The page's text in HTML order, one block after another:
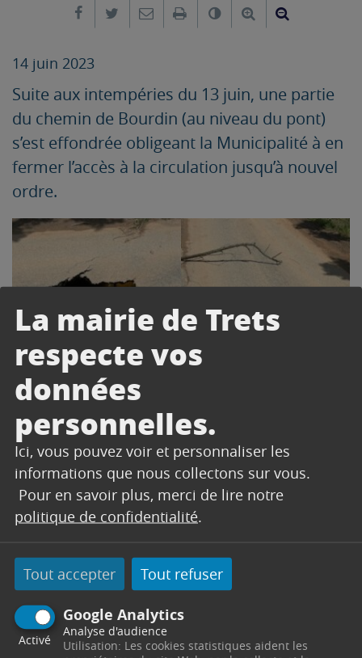
La mairie de Trets
respecte vos
données
personnelles.
Ici, vous pouvez voir et personnaliser les
informations que nous collectons sur vous.
Pour en savoir plus, merci de lire notre
politique de confidentialité.
Tout accepter Tout refuser
Google Analytics
Activé
Analyse d'audience
Utilisation: Les cookies statistiques aident les
Partager sur Facebook
Partager sur Twitter
Envoyer par e-mail
ImprimerChanger leAgrandir le
14 juin 2023
Suite aux intempéries du 13 juin, une partie
du chemin de Bourdin (au niveau du pont)
s’est effondrée obligeant la Municipalité à en
fermer l’accès à la circulation jusqu’à nouvel
ordre.
CONTACT
SERVICES TECHNIQUES
Secrétariat
Centre Technique MunicipalChemin des Vertus